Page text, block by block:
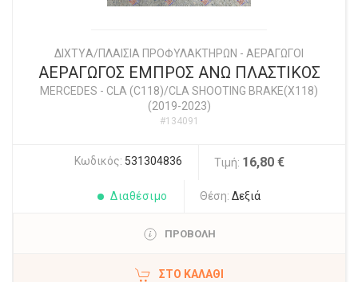
ΔΙΧΤYΑ/ΠΛΑΙΣΙΑ ΠΡΟΦΥΛΑΚΤΗΡΩΝ - ΑΕΡΑΓΩΓΟΙ
ΑΕΡΑΓΩΓΟΣ ΕΜΠΡΟΣ ΑΝΩ ΠΛΑΣΤΙΚΟΣ
MERCEDES - CLA (C118)/CLA SHOOTING BRAKE(X118)
(2019-2023)
#134091
Κωδικός: 531304836 Τιμή: 16,80 €
Διαθέσιμο Θέση: Δεξιά
ΠΡΟΒΟΛΗ
ΣΤΟ ΚΑΛΆΘΙ